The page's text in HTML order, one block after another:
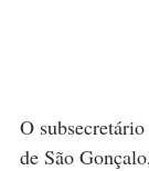
O
de São